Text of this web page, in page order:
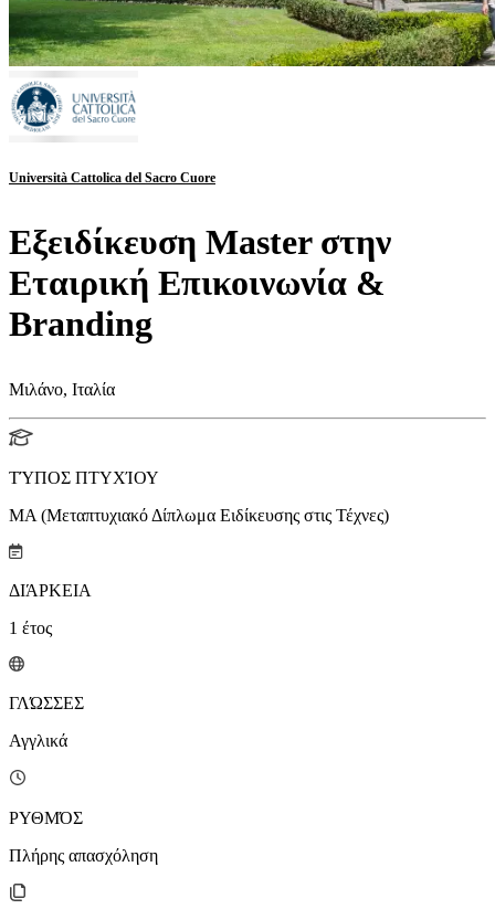
Università Cattolica del Sacro Cuore
Εξειδίκευση Master στην
Εταιρική Επικοινωνία &
Branding
Μιλάνο, Ιταλία
ΤΎΠΟΣ ΠΤΥΧΊΟΥ
MA (Μεταπτυχιακό Δίπλωμα Ειδίκευσης στις Τέχνες)
ΔΙΆΡΚΕΙΑ
1 έτος
ΓΛΏΣΣΕΣ
Αγγλικά
ΡΥΘΜΌΣ
Πλήρης απασχόληση